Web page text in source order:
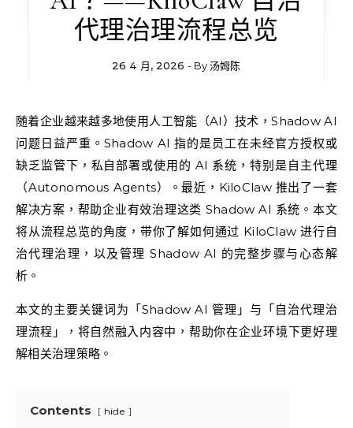
代理治理流程总览
26 4 月, 2026 - By汤姆陈
随着企业越来越多地使用人工智能（AI）技术，Shadow AI
问题日益严重。Shadow AI 指的是员工在未经官方授权或
缺乏监管下，私自部署或使用的 AI 系统，特别是自主代理
（Autonomous Agents）。最近，KiloClaw 推出了一套
解决方案，帮助企业有效治理这类 Shadow AI 系统。本文
将从流程总览的角度，带你了解如何通过 KiloClaw 进行自
治代理治理，以及管理 Shadow AI 的完整步骤与心态解
析。
本文的主要关键词为「Shadow AI 管理」与「自治代理治
理流程」，将自然融入内容中，帮助你在企业环境下更好理
解相关治理策略。
Contents hide